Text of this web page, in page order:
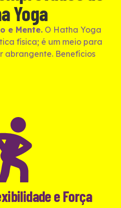
Yoga
e Mente. O Hatha Yoga
física; é um meio para
abrangente. Benefícios
e Força